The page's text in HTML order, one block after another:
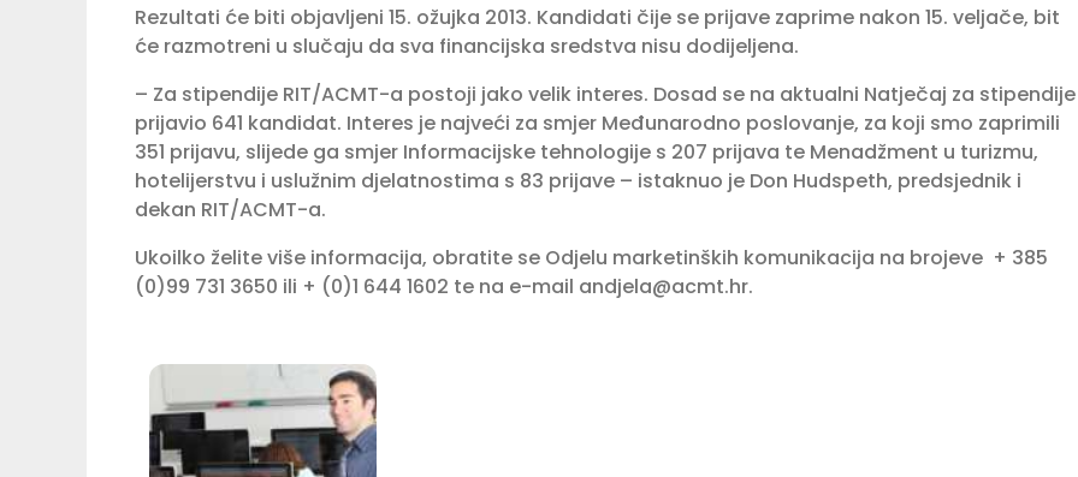
Rezultati će biti objavljeni 15. ožujka 2013. Kandidati čije se prijave zaprime nakon 15. veljače, bit
će razmotreni u slučaju da sva financijska sredstva nisu dodijeljena.
– Za stipendije RIT/ACMT-a postoji jako velik interes. Dosad se na aktualni Natječaj za stipendije
prijavio 641 kandidat. Interes je najveći za smjer Međunarodno poslovanje, za koji smo zaprimili
351 prijavu, slijede ga smjer Informacijske tehnologije s 207 prijava te Menadžment u turizmu,
hotelijerstvu i uslužnim djelatnostima s 83 prijave – istaknuo je Don Hudspeth, predsjednik i
dekan RIT/ACMT-a.
Ukoilko želite više informacija, obratite se Odjelu marketinških komunikacija na brojeve + 385
(0)99 731 3650 ili + (0)1 644 1602 te na e-mail andjela@acmt.hr.